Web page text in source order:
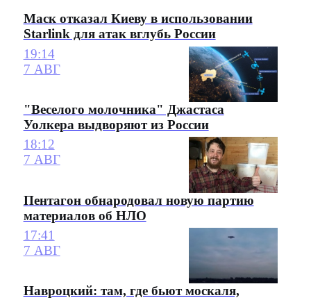
Маск отказал Киеву в использовании
Starlink для атак вглубь России
19:14
7 АВГ
"Веселого молочника" Джастаса
Уолкера выдворяют из России
18:12
7 АВГ
Пентагон обнародовал новую партию
материалов об НЛО
17:41
7 АВГ
Навроцкий: там, где бьют москаля,